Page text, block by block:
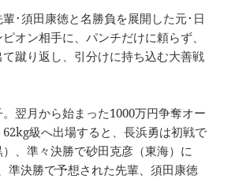
･須田康徳と名勝負を展開した元･日
オン相手に、パンチだけに頼らず、
蹴り返し、引分けに持ち込む大善戦
翌月から始まった1000万円争奪オー
級へ出場すると、長浜勇は初戦で
、準々決勝で砂田克彦（東海）に
準決勝で予想された先輩、須田康徳